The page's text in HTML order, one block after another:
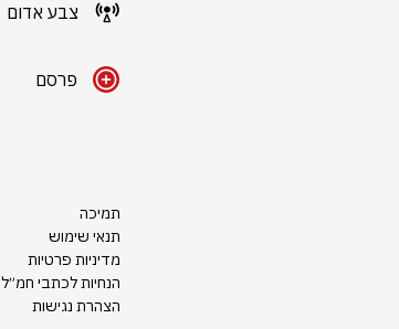
צבע אדום
פרסם
תמיכה
תנאי שימוש
מדיניות פרטיות
הנחיות לכתבי חמ״ל
הצהרת נגישות